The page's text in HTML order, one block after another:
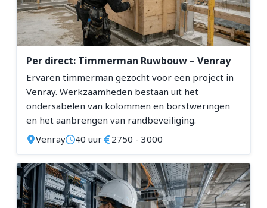
Per direct: Timmerman Ruwbouw – Venray
Ervaren timmerman gezocht voor een project in
Venray. Werkzaamheden bestaan uit het
ondersabelen van kolommen en borstweringen
en het aanbrengen van randbeveiliging.
Venray
40 uur 2750 - 3000